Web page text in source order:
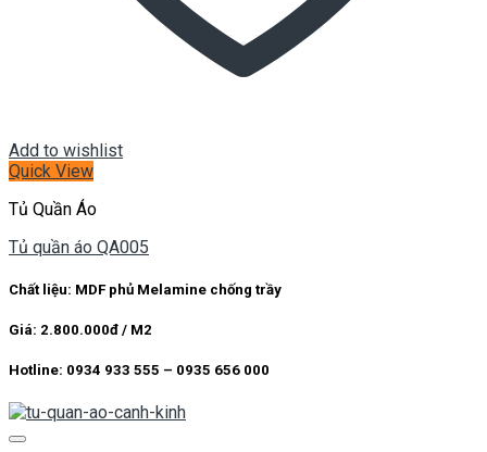
Add to wishlist
Quick View
Tủ Quần Áo
Tủ quần áo QA005
Chất liệu: MDF phủ Melamine chống trầy
Giá: 2.800.000đ / M2
Hotline: 0934 933 555 – 0935 656 000